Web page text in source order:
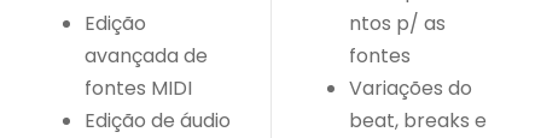
Edição
avançada de
fontes MIDI
Edição de áudio
ntos p/ as
fontes
Variações do
beat, breaks e